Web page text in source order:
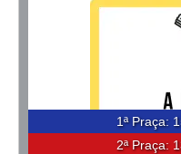
1ª Praça:
2ª Praça: